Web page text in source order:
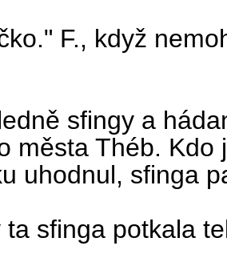
F., když
sfingy a
města Théb.
uhodnul, sfinga
ta sfinga potkala